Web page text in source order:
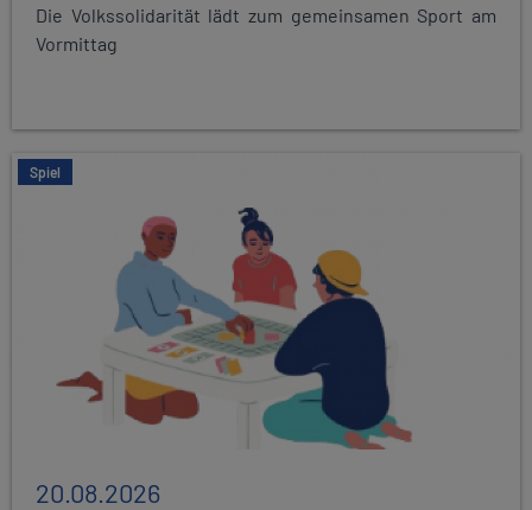
Die Volkssolidarität lädt zum gemeinsamen Sport am
Vormittag
Spiel
20.08.2026